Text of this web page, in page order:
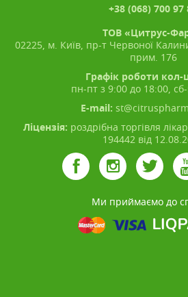
+38 (068) 700 97
ТОВ «Цитрус-
02225, м. Київ, пр-т Червоної
прим. 176
Графік роботи кол-
пн-пт з 9:00 до 18:00, сб-
E-mail:
Ліцензія: роздрібна торгівля
194442 від
Ми приймаємо до